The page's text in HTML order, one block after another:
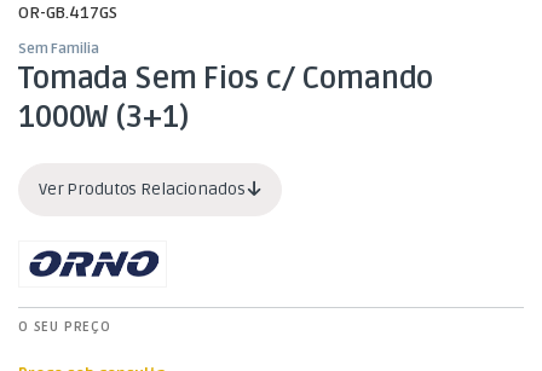
OR-GB.417GS
Sem Familia
Tomada Sem Fios c/ Comando
1000W (3+1)
Ver Produtos Relacionados
O SEU PREÇO